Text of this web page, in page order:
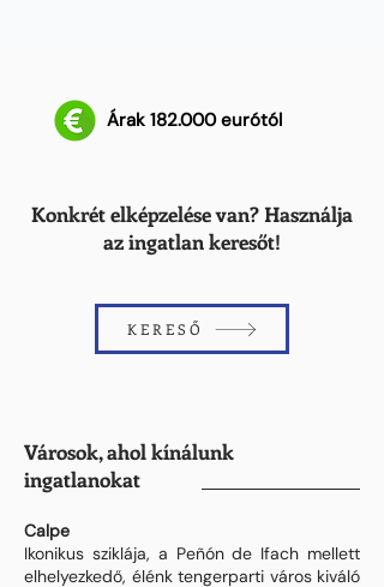
Árak 182.000 eurótól
Konkrét elképzelése van? Használja
az ingatlan keresőt!
KERESŐ
Városok, ahol kínálunk
ingatlanokat
Calpe
Ikonikus sziklája, a Peñón de Ifach mellett
elhelyezkedő, élénk tengerparti város kiváló